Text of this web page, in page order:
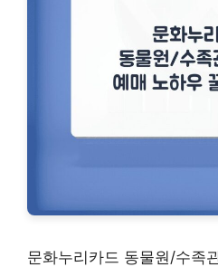
문화누리카드 동물원/수족